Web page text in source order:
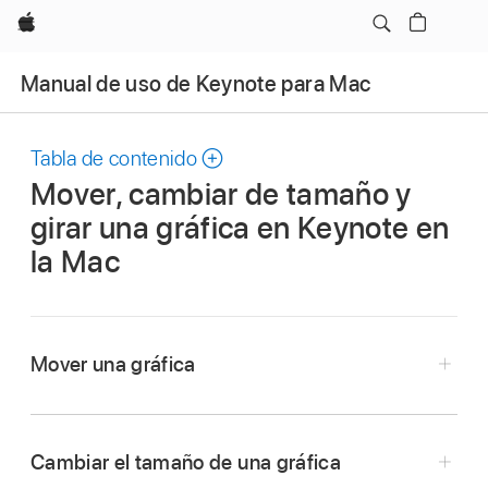
Apple
Manual de uso de Keynote para Mac
Tabla de contenido
Mover, cambiar de tamaño y
girar una gráfica en Keynote en
la Mac
Mover una gráfica
Abre una presentación y haz clic en la gráfica
para seleccionarla.
Cambiar el tamaño de una gráfica